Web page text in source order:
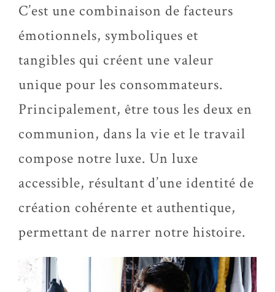
C’est une combinaison de facteurs
émotionnels, symboliques et
tangibles qui créent une valeur
unique pour les consommateurs.
Principalement, être tous les deux en
communion, dans la vie et le travail
compose notre luxe. Un luxe
accessible, résultant d’une identité de
création cohérente et authentique,
permettant de narrer notre histoire.